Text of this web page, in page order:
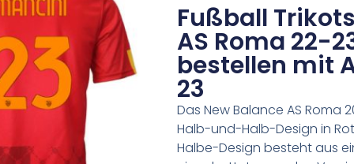
Fußball
AS Roma 22-
bestellen mit
23
Das New Balance AS Roma
Halb-und-Halb-Design in
Halbe-Design besteht aus